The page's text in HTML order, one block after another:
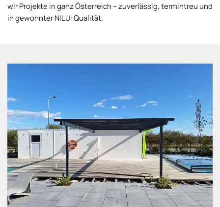
wir Projekte in ganz Österreich – zuverlässig, termintreu und
in gewohnter NILU-Qualität.